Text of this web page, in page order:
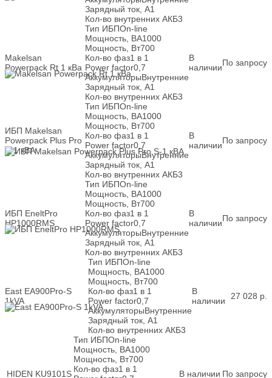
Зарядный ток, А1
Кол-во внутренних АКБ3
Makelsan
Powerpack Rt 1 кВа
Тип ИБПOn-line
Мощность, ВА1000
Мощность, Вт700
Кол-во фаз1 в 1
Power factor0,7
АккумуляторыВнутренние
Зарядный ток, А1
Кол-во внутренних АКБ3
В
наличииПо запросу
ИБП Makelsan
Powerpack Plus Pro
S-1 кВА
Тип ИБПOn-line
Мощность, ВА1000
Мощность, Вт700
Кол-во фаз1 в 1
Power factor0,7
АккумуляторыВнутренние
Зарядный ток, А1
Кол-во внутренних АКБ3
В
наличииПо запросу
ИБП EneltPro
HP1000RMS
Тип ИБПOn-line
Мощность, ВА1000
Мощность, Вт700
Кол-во фаз1 в 1
Power factor0,7
АккумуляторыВнутренние
Зарядный ток, А1
Кол-во внутренних АКБ3
В
наличииПо запросу
East EA900Pro-S
1kVA
Тип ИБПOn-line
Мощность, ВА1000
Мощность, Вт700
Кол-во фаз1 в 1
Power factor0,7
АккумуляторыВнутренние
Зарядный ток, А1
Кол-во внутренних АКБ3
В
наличии
27 028 р.
HIDEN KU9101S
Тип ИБПOn-line
Мощность, ВА1000
Мощность, Вт700
Кол-во фаз1 в 1
В наличии По запросу